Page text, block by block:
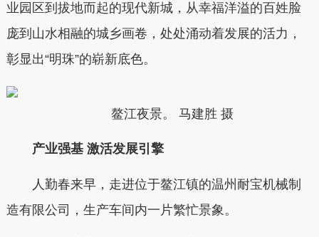
业园区到拔地而起的现代新城，从幸福洋溢的百姓脸
庞到山水相融的城乡画卷，处处涌动着发展的活力，
彰显出“明珠”的崭新底色。
鳌江夜景。 马建胜 摄
产业强基 激活发展引擎
人勤春来早，走进位于鳌江镇的温州耐宝机械制
造有限公司，生产车间内一片繁忙景象。